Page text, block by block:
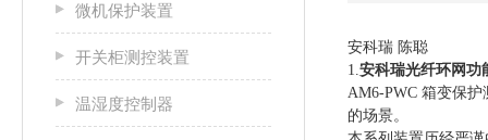
微机保护装置
开关柜测控装置
温湿度控制器
安科瑞 陈聪
1.安科瑞光纤环网功
AM6-PWC 箱变保
的场景。